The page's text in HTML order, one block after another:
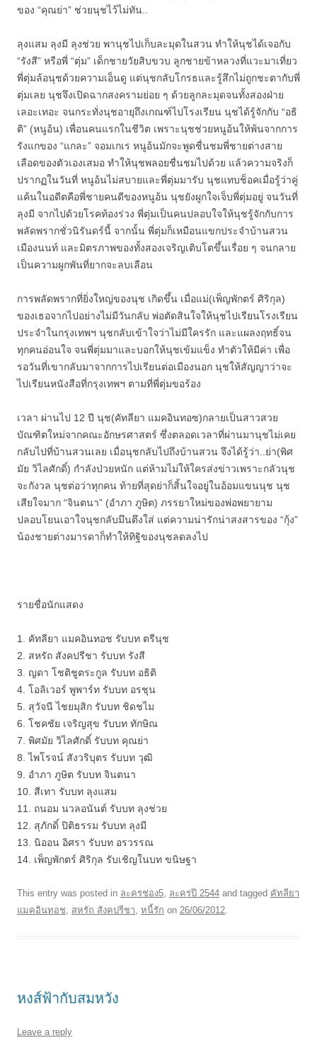
ของ “คุณย่า” ช่วยนุชไว้ไม่ทัน..
ลุงแสม ลุงมี ลุงช่วย พานุชไปเก็บละมุดในสวน ทำให้นุชได้เจอกับ
“รังสี” หรือพี่ “ตุ่ม” เด็กชายวัยสิบขวบ ลูกชายข้าหลวงที่แวะมาเที่ยว
พี่ตุ่มล้อนุชด้วยความเอ็นดู แต่นุชกลับโกรธและรู้สึกไม่ถูกชะตากับพี่
ตุ่มเลย นุชจึงเปิดฉากสงครามย่อย ๆ ด้วยลูกละมุดจนทั้งสองฝ่าย
เลอะเทอะ จนกระทั่งนุชอายุถึงเกณฑ์ไปโรงเรียน นุชได้รู้จักกับ “อธิ
ติ” (หนูอ้น) เพื่อนคนแรกในชีวิต เพราะนุชช่วยหนูอ้นให้พ้นจากการ
รังแกของ “แกละ” จอมเกเร หนูอ้นมักจะพูดชื่นชมพี่ชายต่างสาย
เลือดของตัวเองเสมอ ทำให้นุชพลอยชื่นชมไปด้วย แล้วความจริงก็
ปรากฏในวันที่ หนูอ้นไม่สบายและพี่ตุ่มมารับ นุชแทบช็อคเมื่อรู้ว่าคู่
แค้นในอดีตคือพี่ชายคนดีของหนูอ้น นุชยังผูกใจเจ็บพี่ตุ่มอยู่ จนวันที่
ลุงมี จากไปด้วยโรคท้องร่วง พี่ตุ่มเป็นคนปลอบใจให้นุชรู้จักกับการ
พลัดพรากชั่วนิรันดร์นี้ จากนั้น พี่ตุ่มก็เหมือนแขกประจำบ้านสวน
เมืองนนท์ และมิตรภาพของทั้งสองเจริญเติบโตขึ้นเรื่อย ๆ จนกลาย
เป็นความผูกพันที่ยากจะลบเลือน
การพลัดพรากที่ยิ่งใหญ่ของนุช เกิดขึ้น เมื่อแม่(เพ็ญพักตร์ ศิริกุล)
ของเธอจากไปอย่างไม่มีวันกลับ พ่อตัดสินใจให้นุชไปเรียนโรงเรียน
ประจำในกรุงเทพฯ นุชกลับเข้าใจว่าไม่มีใครรัก และแผลงฤทธิ์จน
ทุกคนอ่อนใจ จนพี่ตุ่มมาและบอกให้นุชเข้มแข็ง ทำตัวให้มีค่า เพื่อ
รอวันที่เขากลับมาจากการไปเรียนต่อเมืองนอก นุชให้สัญญาว่าจะ
ไปเรียนหนังสือที่กรุงเทพฯ ตามที่พี่ตุ่มขอร้อง
เวลา ผ่านไป 12 ปี นุช(คัทลียา แมคอินทอซ)กลายเป็นสาวสวย
บัณฑิตใหม่จากคณะอักษรศาสตร์ ซึ่งตลอดเวลาที่ผ่านมานุชไม่เคย
กลับไปที่บ้านสวนเลย เมื่อนุชกลับไปถึงบ้านสวน จึงได้รู้ว่า..ย่า(พิศ
มัย วิไลศักดิ์) กำลังป่วยหนัก แต่ห้ามไม่ให้ใครส่งข่าวเพราะกลัวนุช
จะกังวล นุชต่อว่าทุกคน ท้ายที่สุดย่าก็สิ้นใจอยู่ในอ้อมแขนนุช นุช
เสียใจมาก “จินตนา” (อำภา ภูษิต) ภรรยาใหม่ของพ่อพยายาม
ปลอบโยนเอาใจนุชกลับมึนตึงใส่ แต่ความน่ารักน่าสงสารของ “กุ้ง”
น้องชายต่างมารดาก็ทำให้ทิฐิของนุชลดลงไป
รายชื่อนักแสดง
1. คัทลียา แมคอินทอช รับบท ตรีนุช
2. สหรัถ สังคปรีชา รับบท รังสี
3. ญดา โชติชูตระกูล รับบท อธิติ
4. โอลิเวอร์ พูพาร์ท รับบท อรชุน
5. สุวัจนี ไชยมุสิก รับบท ชิดชไม
6. โชคชัย เจริญสุข รับบท ทักษิณ
7. พิศมัย วิไลศักดิ์ รับบท คุณย่า
8. ไพโรจน์ สังวริบุตร รับบท วุฒิ
9. อำภา ภูษิต รับบท จินตนา
10. สีเทา รับบท ลุงแสม
11. ถนอม นวลอนันต์ รับบท ลุงช่วย
12. สุภักดิ์ ปิติธรรม รับบท ลุงมี
13. นิออน อิศรา รับบท อรวรรณ
14. เพ็ญพักตร์ ศิริกุล รับเชิญในบท ขนิษฐา
This entry was posted in ละครช่อง5, ละครปี 2544 and tagged คัทลียา
แมคอินทอช, สหรัถ สังคปรีชา, หนี้รัก on 26/06/2012.
หงส์ฟ้ากับสมหวัง
Leave a reply